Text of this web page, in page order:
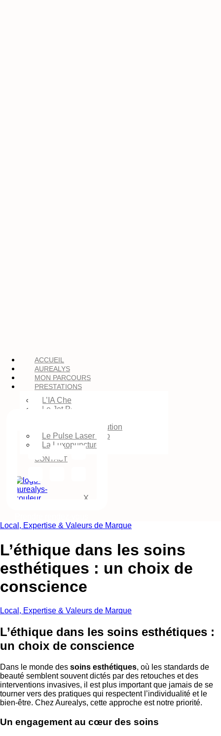
ACCUEIL
AUREALYS
MON PARCOURS
PRESTATIONS
L’IA Check
Le Jet Peel
La Twin Slim Évolution
Le Pulse Laser Trio
La Luxopuncture
CONTACT
X
Local, Expertise & Valeurs de Marque
L’éthique dans les soins
esthétiques : un choix de
conscience
Local, Expertise & Valeurs de Marque
L’éthique dans les soins esthétiques :
un choix de conscience
Dans le monde des soins esthétiques, où les standards de
beauté semblent souvent dictés par des retouches et des
interventions invasives, il est plus important que jamais de se
tourner vers des pratiques qui respectent l’individualité et le
bien-être. Chez Aurealys, cette approche est notre priorité.
Un engagement au cœur des soins